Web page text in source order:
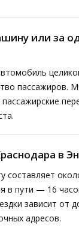
или за
пассажиров.
в
составляет
в пути — 16
зависит от
адресов.